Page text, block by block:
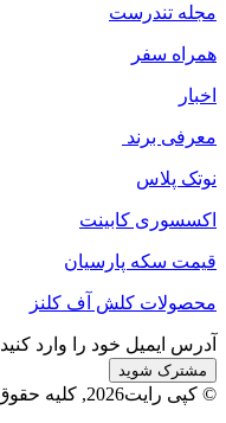
مجله‌ تندرست
همراه سفر
اخبار
معرفی برند
نوتک پلاس
اکسسوری کابینت
قیمت سکه پارسیان
محصولات کلش آف کلنز
آدرس ایمیل خود را وارد کنید
© کپی رایت2026, کلیه حقوق برای دیدگاه پلاس محفوظ است.